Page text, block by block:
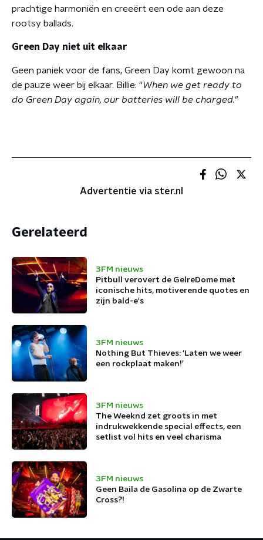
prachtige harmoniën en creeërt een ode aan deze
rootsy ballads.
Green Day niet uit elkaar
Geen paniek voor de fans, Green Day komt gewoon na
de pauze weer bij elkaar. Billie: “When we get ready to
do Green Day again, our batteries will be charged."
Advertentie via ster.nl
Gerelateerd
3FM nieuws
Pitbull verovert de GelreDome met
iconische hits, motiverende quotes en
zijn bald-e's
3FM nieuws
Nothing But Thieves: ‘Laten we weer
een rockplaat maken!’
3FM nieuws
The Weeknd zet groots in met
indrukwekkende special effects, een
setlist vol hits en veel charisma
3FM nieuws
Geen Baila de Gasolina op de Zwarte
Cross?!